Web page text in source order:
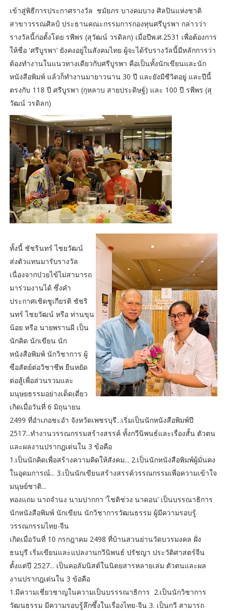
เข้าสู่พิธีการประกาศรางวัล ชมัยภร บางคมบาง ศิลปินแห่งชาติ
สาขาวรรณศิลป์ ประธานคณะกรรมการกองทุนศรีบูรพา กล่าวว่า
รางวัลนี้ก่อตั้งโดย รพีพร (สุวัฒน์ วรดิลก) เมื่อปีพ.ศ.2531 เพื่อต้องการ
ให้ชื่อ 'ศรีบูรพา' ยังคงอยู่ในสังคมไทย ผู้จะได้รับรางวัลนี้มีหลักการว่า
ต้องทำงานในแนวทางเดียวกับศรีบูรพา คือเป็นทั้งนักเขียนและนัก
หนังสือพิมพ์ แล้วก็ทำงานมายาวนาน 30 ปี และยังมีชีวิตอยู่ และปีนี้
ตรงกับ 118 ปี ศรีบูรพา (กุหลาบ สายประดิษฐ์) และ 100 ปี รพีพร (สุ
วัฒน์ วรดิลก)
ทั้งนี้ ชัชรินทร์ ไชยวัฒน์
ส่งตัวแทนมารับรางวัล
เนื่องจากป่วยไข้ไม่สามารถ
มาร่วมงานได้ ซึ่งคำ
ประกาศเชิดชูเกียรติ ชัชริ
นทร์ ไชยวัฒน์ หรือ ท่านขุน
น้อย หรือ นายพรานผี เป็น
นักคิด นักเขียน นัก
หนังสือพิมพ์ นักวิชาการ ผู้
ซื่อสัตย์ต่อวิชาชีพ ยืนหยัด
ต่อสู้เพื่อส่วนรวมและ
มนุษยธรรมอย่างเด็ดเดี่ยว
เกิดเมื่อวันที่ 6 มิถุนายน
2499 ที่อำเภอชะอำ จังหวัดเพชรบุรี...เริ่มเป็นนักหนังสือพิมพ์ปี
2517...ทำงานวรรณกรรมสร้างสรรค์ ทั้งกวีนิพนธ์และเรื่องสั้น ตัวตน
และผลงานปรากฎเด่นใน 3 ข้อคือ
1.เป็นนักคิดเพื่อสร้างความคิดให้สังคม... 2.เป็นนักหนังสือพิมพ์ผู้มั่นคง
ในอุดมการณ์... 3.เป็นนักเขียนสร้างสรรค์วรรณกรรมเพื่อความเข้าใจ
มนุษย์ชาติ...
ทองแถม นาถจำนง นามปากกา ‘โชติช่วง นาดอน’ เป็นบรรณาธิการ
นักหนังสือพิมพ์ นักเขียน นักวิชาการวัฒนธรรม ผู้มีความรอบรู้
วรรณกรรมไทย-จีน
เกิดเมื่อวันที่ 10 กรกฎาคม 2498 ที่บ้านสวนย่านวัดบวรมงคล ฝั่ง
ธนบุรี เริ่มเขียนและแปลงานกวีนิพนธ์ ปรัชญา ประวัติศาสตร์จีน
ตั้งแต่ปี 2527... เป็นคอลัมนิสต์ในนิตยสารหลายเล่ม ตัวตนและผล
งานปรากฎเด่นใน 3 ข้อคือ
1.มีความเชี่ยวชาญในความเป็นบรรรณาธิการ 2.เป็นนักวิชาการ
วัฒนธรรม มีความรอบรู้ลึกซึ้งในเรื่องไทย-จีน 3. เป็นกวี สามารถ